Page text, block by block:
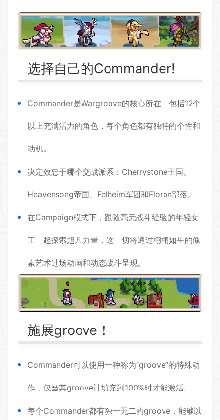
选择自己的Commander!
Commander是Wargroove的核心所在，包括12个
以上充满活力的角色，每个角色都有独特的个性和
动机。
决定效忠于哪个交战派系：Cherrystone王国、
Heavensong帝国、Felheim军团和Floran部落。
在Campaign模式下，跟随毫无战斗经验的年轻女
王一起探索超凡力量，这一切将通过栩栩如生的像
素艺术过场动画和动态战斗呈现。
施展groove！
Commander可以使用一种称为“groove”的特殊动
作，仅当其groove计填充到100%时才能激活。
每个Commander都有独一无二的groove，能够以